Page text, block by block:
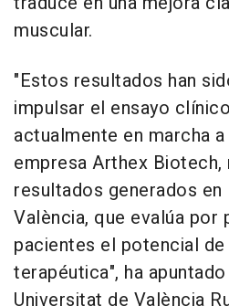
muscular.
"Estos resultados han
impulsar el ensayo
actualmente en marcha
empresa Arthex Biotech,
resultados generados en
València, que evalúa por
pacientes el potencial
terapéutica", ha
Universitat de València